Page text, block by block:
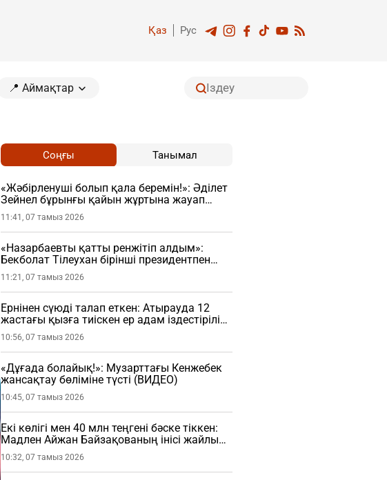
Қаз Рус
📍 Аймақтар
Соңғы Танымал
«Жәбірленуші болып қала беремін!»: Әділет
Зейнел бұрынғы қайын жұртына жауап
берді
11:41, 07 тамыз 2026
«Назарбаевты қатты ренжітіп алдым»:
Бекболат Тілеухан бірінші президентпен
болған жайтты айтты
11:21, 07 тамыз 2026
Ернінен сүюді талап еткен: Атырауда 12
жастағы қызға тиіскен ер адам іздестіріліп
жатыр
10:56, 07 тамыз 2026
«Дұғада болайық!»: Музарттағы Кенжебек
жансақтау бөліміне түсті (ВИДЕО)
10:45, 07 тамыз 2026
Екі көлігі мен 40 млн теңгені бәске тіккен:
Мадлен Айжан Байзақованың інісі жайлы
шындықты жайып салды (ВИДЕО)
10:32, 07 тамыз 2026